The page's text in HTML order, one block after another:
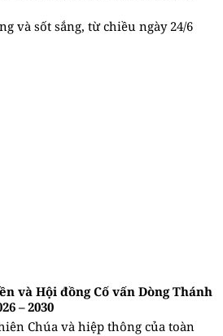
và sốt sắng, từ chiều ngày 24/6
và Hội đồng Cố vấn Dòng Thánh
– 2030
Chúa và hiệp thông của toàn